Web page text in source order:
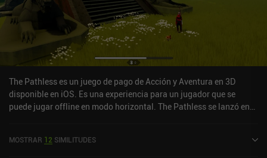
The Pathless es un juego de pago de Acción y Aventura en 3D
disponible en iOS. Es una experiencia para un jugador que se
puede jugar offline en modo horizontal. The Pathless se lanzó en
MOSTRAR 12 SIMILITUDES